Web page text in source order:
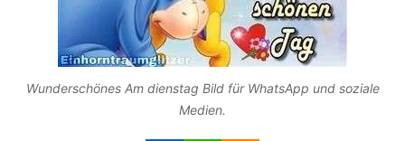
Wunderschönes Am dienstag Bild für WhatsApp und soziale
Medien.